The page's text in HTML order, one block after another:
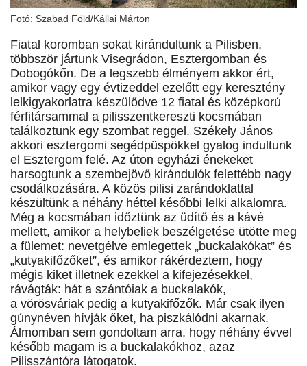
Fotó: Szabad Föld/Kállai Márton
Fiatal koromban sokat kirándultunk a Pilisben,
többször jártunk Visegrádon, Esztergomban és
Dobogókőn. De a legszebb élményem akkor ért,
amikor vagy egy évtizeddel ezelőtt egy keresztény
lelkigyakorlatra készülődve 12 fiatal és középkorú
férfitársammal a pilisszentkereszti kocsmában
találkoztunk egy szombat reggel. Székely János
akkori esztergomi segédpüspökkel gyalog indultunk
el Esztergom felé. Az úton egyházi énekeket
harsogtunk a szembejövő kirándulók felettébb nagy
csodálkozására. A közös pilisi zarándoklattal
készültünk a néhány héttel későbbi lelki alkalomra.
Még a kocsmában időztünk az üdítő és a kávé
mellett, amikor a helybeliek beszélgetése ütötte meg
a fülemet: nevetgélve emlegettek „buckalakókat” és
„kutyakifőzőket”, és amikor rákérdeztem, hogy
mégis kiket illetnek ezekkel a kifejezésekkel,
rávágták: hát a szántóiak a buckalakók,
a vörösváriak pedig a kutyakifőzők. Már csak ilyen
gúnynéven hívják őket, ha piszkálódni akarnak.
Álmomban sem gondoltam arra, hogy néhány évvel
később magam is a buckalakókhoz, azaz
Pilisszántóra látogatok.